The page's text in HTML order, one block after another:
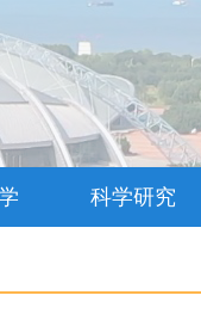
科学研究